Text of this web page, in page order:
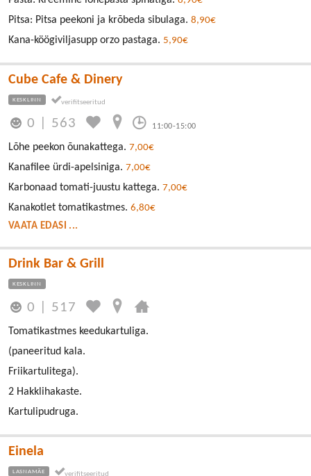
Pitsa: Pitsa peekoni ja krõbeda sibulaga. 8,90€
Kana-köögiviljasupp orzo pastaga. 5,90€
Cube Cafe & Dinery
KESKLINN
0 563 11:00-15:00
Lõhe peekon õunakattega. 7,00€
Kanafilee ürdi-apelsiniga. 7,00€
Karbonaad tomati-juustu kattega. 7,00€
Kanakotlet tomatikastmes. 6,80€
VAATA EDASI ...
Drink Bar & Grill
KESKLINN
0 517
Tomatikastmes keedukartuliga.
(paneeritud kala.
Friikartulitega).
2 Hakklihakaste.
Kartulipudruga.
Einela
LASNAMÄE